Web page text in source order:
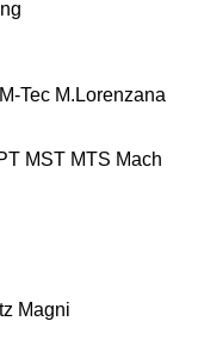
M-Tec M.Lorenzana
MST MTS Mach
Magni